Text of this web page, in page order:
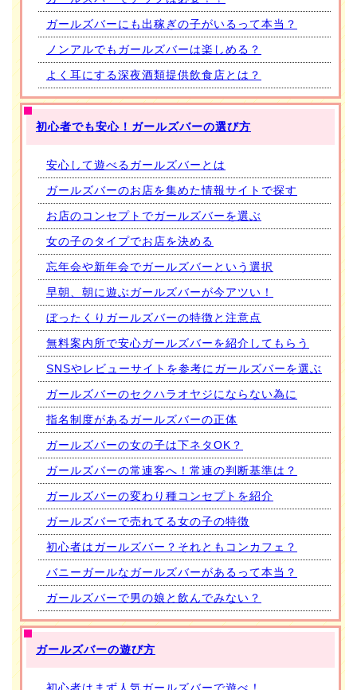
ガールズバーにも出稼ぎの子がいるって本当？
ノンアルでもガールズバーは楽しめる？
よく耳にする深夜酒類提供飲食店とは？
初心者でも安心！ガールズバーの選び方
安心して遊べるガールズバーとは
ガールズバーのお店を集めた情報サイトで探す
お店のコンセプトでガールズバーを選ぶ
女の子のタイプでお店を決める
忘年会や新年会でガールズバーという選択
早朝、朝に遊ぶガールズバーが今アツい！
ぼったくりガールズバーの特徴と注意点
無料案内所で安心ガールズバーを紹介してもらう
SNSやレビューサイトを参考にガールズバーを選ぶ
ガールズバーのセクハラオヤジにならない為に
指名制度があるガールズバーの正体
ガールズバーの女の子は下ネタOK？
ガールズバーの常連客へ！常連の判断基準は？
ガールズバーの変わり種コンセプトを紹介
ガールズバーで売れてる女の子の特徴
初心者はガールズバー？それともコンカフェ？
バニーガールなガールズバーがあるって本当？
ガールズバーで男の娘と飲んでみない？
ガールズバーの遊び方